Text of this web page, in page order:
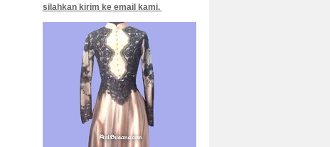
silahkan kirim ke email kami.